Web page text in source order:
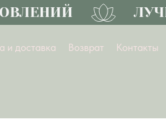
и доставка Возврат Контакты